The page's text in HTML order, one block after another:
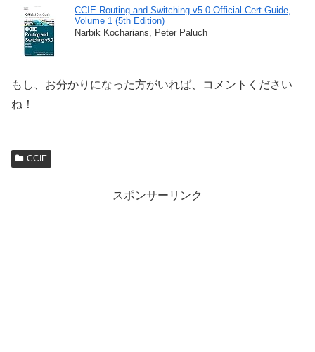
CCIE Routing and Switching v5.0 Official Cert Guide,
Volume 1 (5th Edition)
Narbik Kocharians, Peter Paluch
もし、お分かりになった方がいれば、コメントください
ね！
CCIE
スポンサーリンク